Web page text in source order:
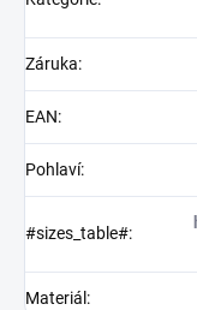
Záruka:
EAN:
Pohlaví:
#sizes_table#:
Materiál :